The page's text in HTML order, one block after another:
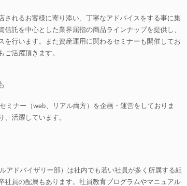
されるお客様に寄り添い、丁寧なアドバイスをする事に集
託を中心とした業界屈指の商品ラインナップを提供し、
を行います。また資産運用に関わるセミナーも開催してお
ご活躍頂きます。
ミナー（web、リアル両方）を企画・運営をしておりま
活躍しています。
アドバイザリー部）は社内でも若い社員が多く所属する組
社員の配属もあります。社員教育プログラムやマニュアル